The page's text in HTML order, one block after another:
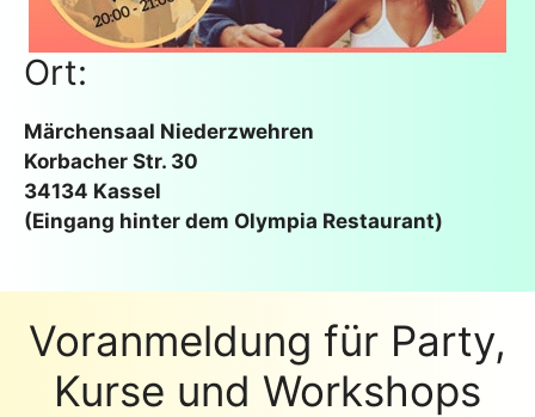
Ort:
Märchensaal Niederzwehren
Korbacher Str. 30
34134 Kassel
(Eingang hinter dem Olympia Restaurant)
Voranmeldung für Party,
Kurse und Workshops